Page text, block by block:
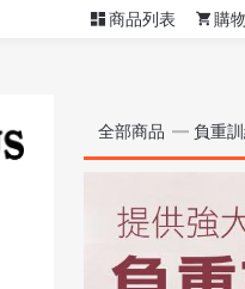
商品列表 購
全部商品 負重